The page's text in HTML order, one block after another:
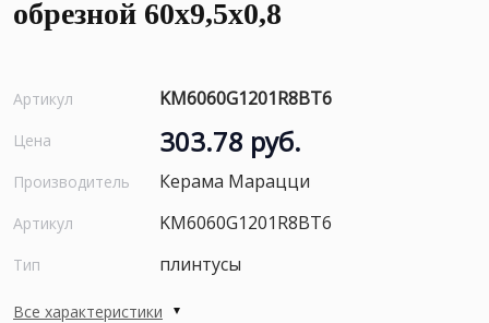
обрезной 60x9,5x0,8
Артикул KM6060G1201R8BT6
Цена 303.78 руб.
Производитель Керама Марацци
Артикул KM6060G1201R8BT6
Тип плинтусы
Все характеристики